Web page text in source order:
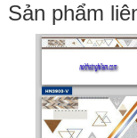
Sản phẩm